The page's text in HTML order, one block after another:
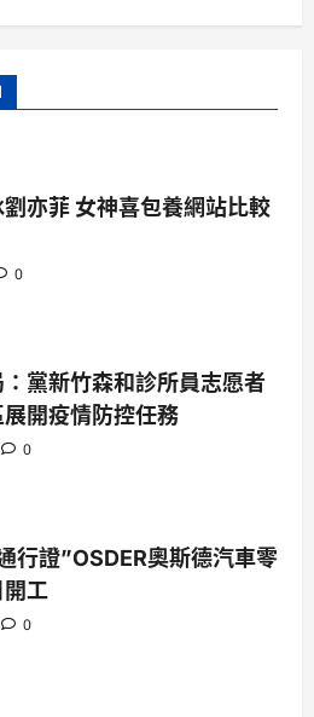
亦菲 女神喜包養網站比較
0
黨新竹森和診所員志愿者
開疫情防控任務
0
行證”OSDER奧斯德汽車零
工
0